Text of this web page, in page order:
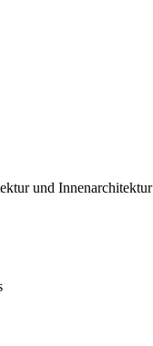
und Innenarchitektur